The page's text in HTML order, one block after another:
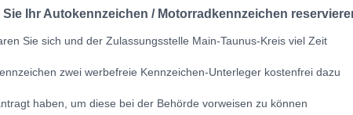
Ihr Autokennzeichen / Motorradkennzeichen
Sie sich und der Zulassungsstelle Main-Taunus-Kreis viel Zeit
zwei werbefreie Kennzeichen-Unterleger kostenfrei dazu
haben, um diese bei der Behörde vorweisen zu können